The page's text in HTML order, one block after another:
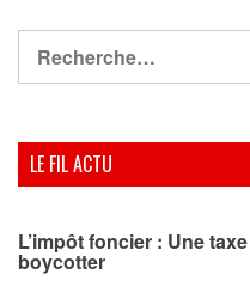
LE FIL ACTU
L’impôt foncier : Une
boycotter